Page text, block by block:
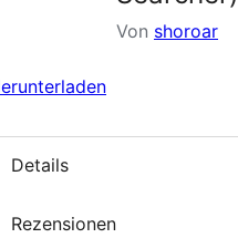
Von shoroar
Details
Rezensionen